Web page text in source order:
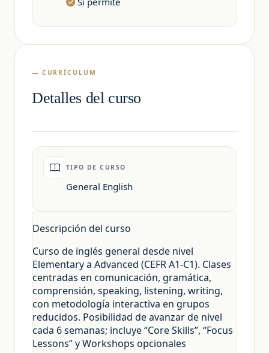
— CURRÍCULUM
Detalles del curso
TIPO DE CURSO
General English
Descripción del curso
Curso de inglés general desde nivel
Elementary a Advanced (CEFR A1-C1). Clases
centradas en comunicación, gramática,
comprensión, speaking, listening, writing,
con metodología interactiva en grupos
reducidos. Posibilidad de avanzar de nivel
cada 6 semanas; incluye “Core Skills”, “Focus
Lessons” y Workshops opcionales